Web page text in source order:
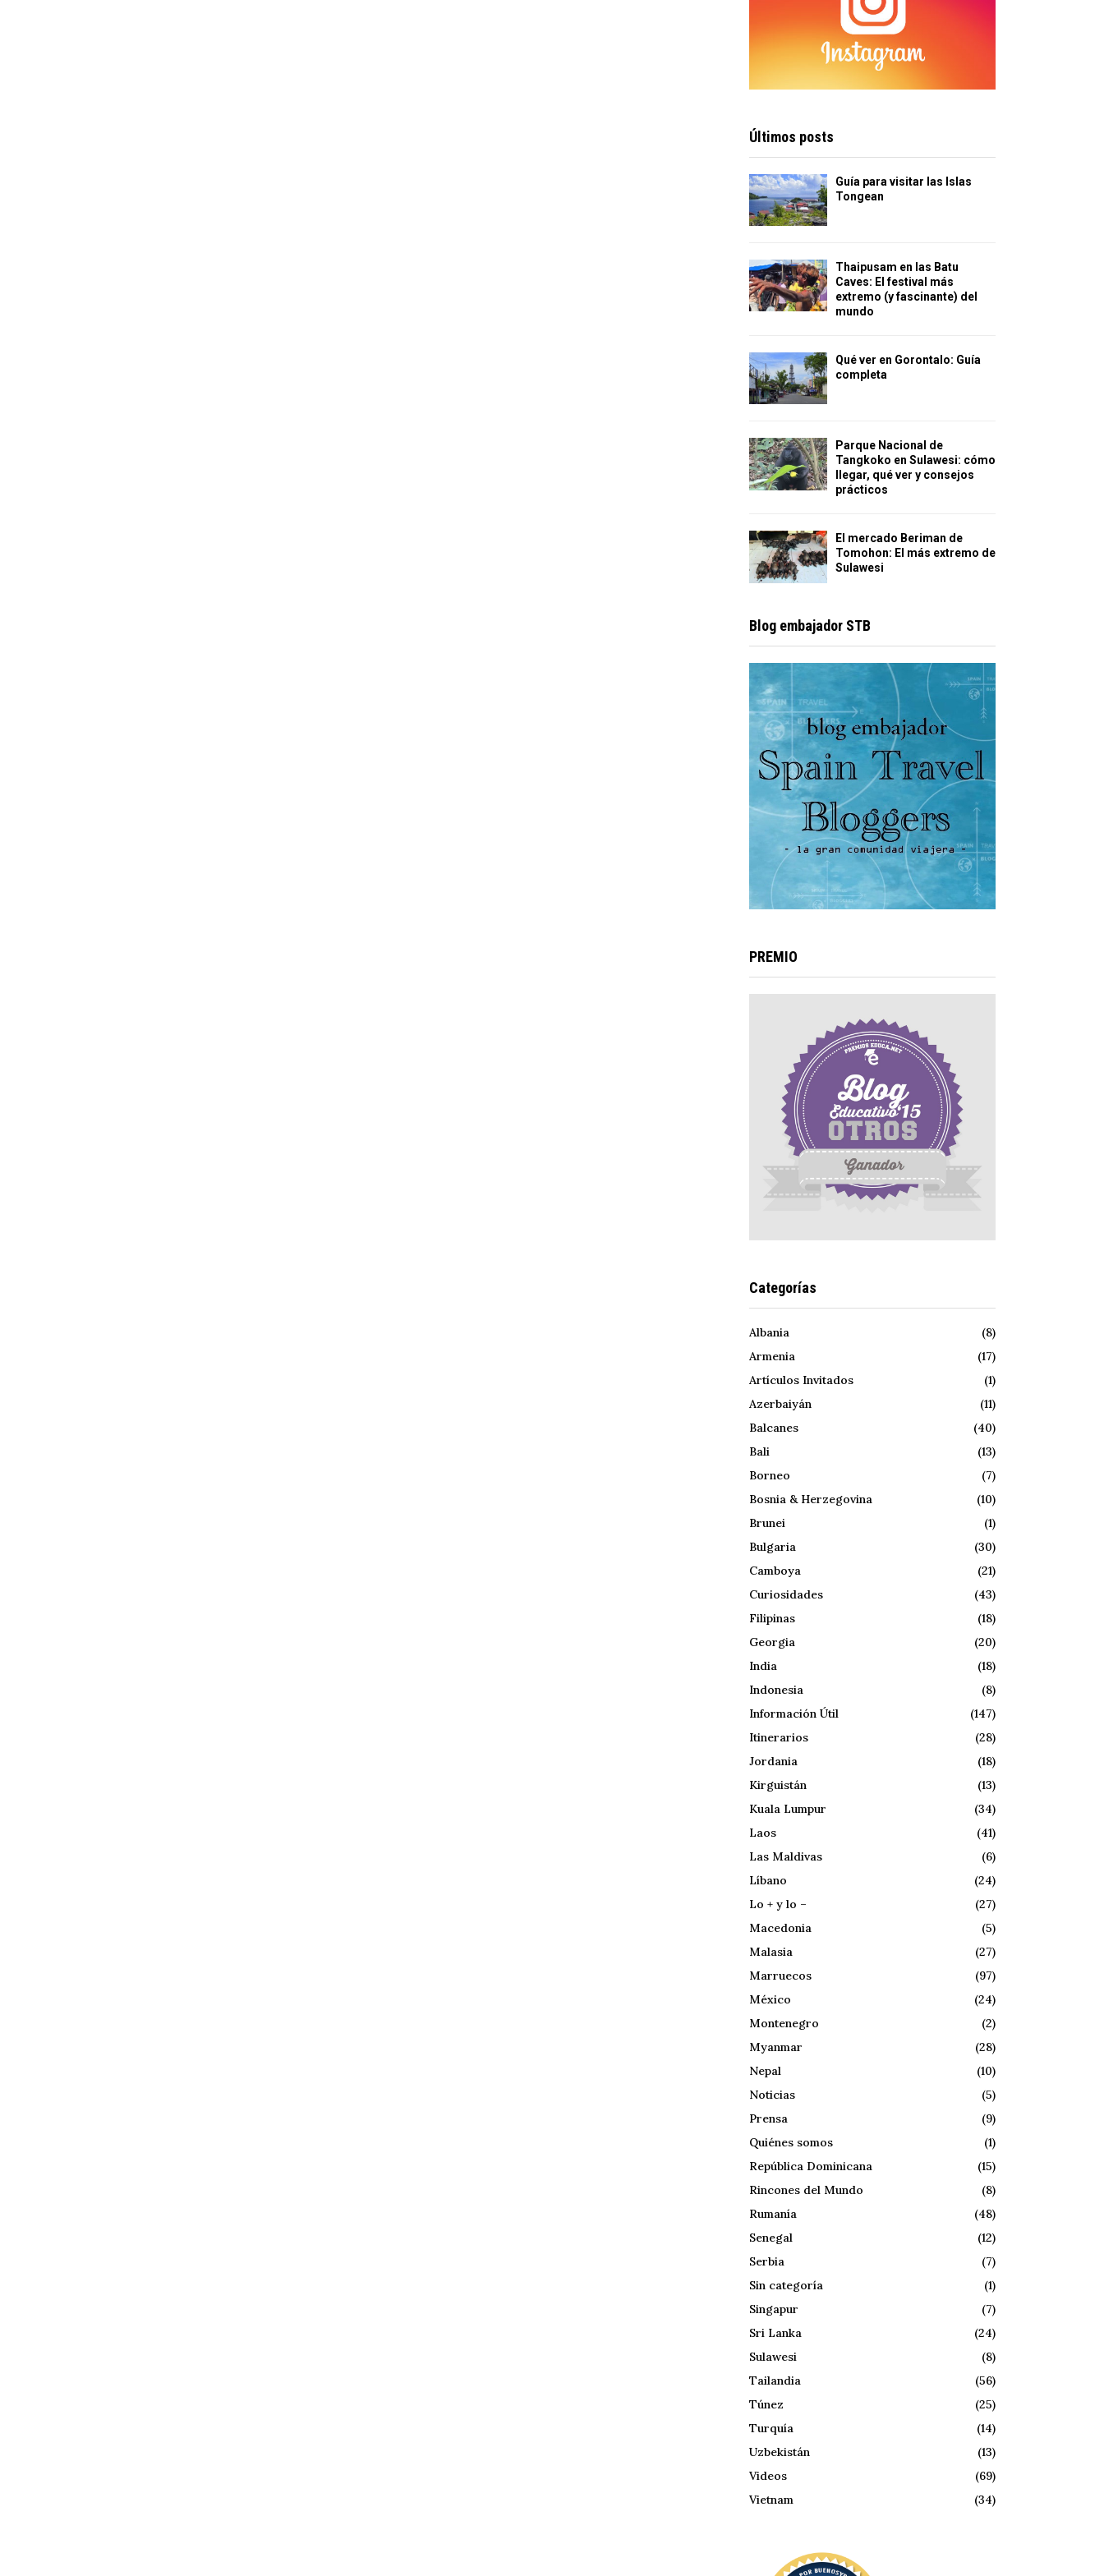
Últimos posts
Guía para visitar las Islas
Tongean
Thaipusam en las Batu
Caves: El festival más
extremo (y fascinante) del
mundo
Qué ver en Gorontalo: Guía
completa
Parque Nacional de
Tangkoko en Sulawesi: cómo
llegar, qué ver y consejos
prácticos
El mercado Beriman de
Tomohon: El más extremo de
Sulawesi
Blog embajador STB
PREMIO
Categorías
Albania
(8)
Armenia
(17)
Artículos Invitados
(1)
Azerbaiyán
(11)
Balcanes
(40)
Bali
(13)
Borneo
(7)
Bosnia & Herzegovina
(10)
Brunei
(1)
Bulgaria
(30)
Camboya
(21)
Curiosidades
(43)
Filipinas
(18)
Georgia
(20)
India
(18)
Indonesia
(8)
Información Útil
(147)
Itinerarios
(28)
Jordania
(18)
Kirguistán
(13)
Kuala Lumpur
(34)
Laos
(41)
Las Maldivas
(6)
Líbano
(24)
Lo + y lo –
(27)
Macedonia
(5)
Malasia
(27)
Marruecos
(97)
México
(24)
Montenegro
(2)
Myanmar
(28)
Nepal
(10)
Noticias
(5)
Prensa
(9)
Quiénes somos
(1)
República Dominicana
(15)
Rincones del Mundo
(8)
Rumanía
(48)
Senegal
(12)
Serbia
(7)
Sin categoría
(1)
Singapur
(7)
Sri Lanka
(24)
Sulawesi
(8)
Tailandia
(56)
Túnez
(25)
Turquía
(14)
Uzbekistán
(13)
Videos
(69)
Vietnam
(34)